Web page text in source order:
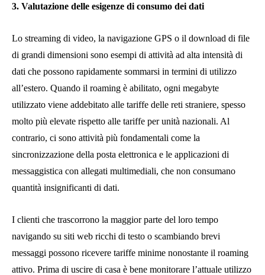
3. Valutazione delle esigenze di consumo dei dati
Lo streaming di video, la navigazione GPS o il download di file
di grandi dimensioni sono esempi di attività ad alta intensità di
dati che possono rapidamente sommarsi in termini di utilizzo
all’estero. Quando il roaming è abilitato, ogni megabyte
utilizzato viene addebitato alle tariffe delle reti straniere, spesso
molto più elevate rispetto alle tariffe per unità nazionali. Al
contrario, ci sono attività più fondamentali come la
sincronizzazione della posta elettronica e le applicazioni di
messaggistica con allegati multimediali, che non consumano
quantità insignificanti di dati.
I clienti che trascorrono la maggior parte del loro tempo
navigando su siti web ricchi di testo o scambiando brevi
messaggi possono ricevere tariffe minime nonostante il roaming
attivo. Prima di uscire di casa è bene monitorare l’attuale utilizzo